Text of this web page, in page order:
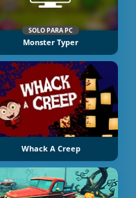
SOLO PARA PC
Monster Typer
Whack A Creep